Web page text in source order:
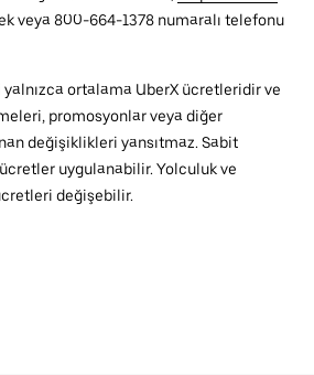
veya 800-664-1378 numaralı telefonu
ortalama UberX ücretleridir ve
promosyonlar veya diğer
değişiklikleri yansıtmaz. Sabit
uygulanabilir. Yolculuk ve
değişebilir.